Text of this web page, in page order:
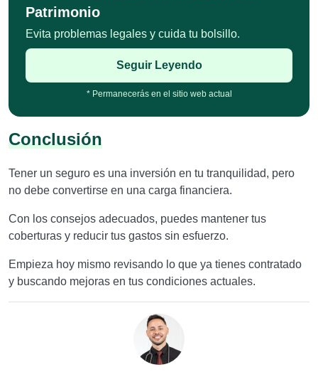
Patrimonio
Evita problemas legales y cuida tu bolsillo.
Seguir Leyendo
* Permanecerás en el sitio web actual
Conclusión
Tener un seguro es una inversión en tu tranquilidad, pero
no debe convertirse en una carga financiera.
Con los consejos adecuados, puedes mantener tus
coberturas y reducir tus gastos sin esfuerzo.
Empieza hoy mismo revisando lo que ya tienes contratado
y buscando mejoras en tus condiciones actuales.